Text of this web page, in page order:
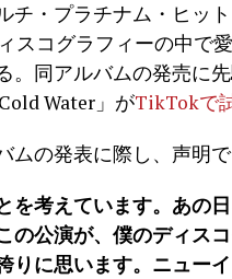
チ・プラチナム・ヒッ
スコグラフィーの中で
。同アルバムの発売に
Water」がTikTokで
の発表に際し、声明で
を考えています。あの
の公演が、僕のディス
りに思います。ニュー